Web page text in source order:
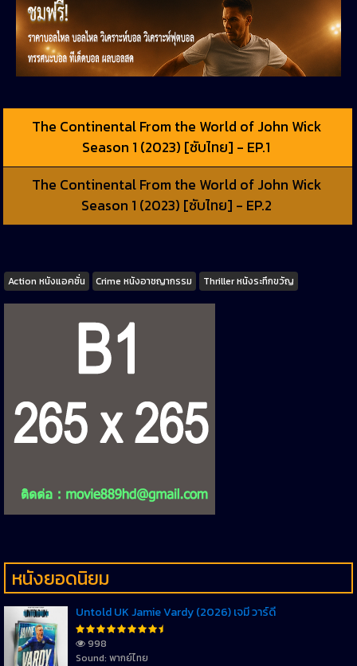
The Continental From the World of John Wick
Season 1 (2023) [ซับไทย] - EP.1
The Continental From the World of John Wick
Season 1 (2023) [ซับไทย] - EP.2
Tags
Action หนังแอคชั่น Crime หนังอาชญากรรม Thriller หนังระทึกขวัญ
หนังยอดนิยม
Untold UK Jamie Vardy (2026) เจมี่ วาร์ดี้
998
Sound: พากย์ไทย